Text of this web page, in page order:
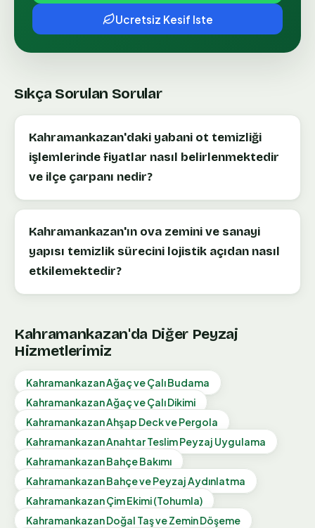
Ucretsiz Kesif Iste
Sıkça Sorulan Sorular
Kahramankazan'daki yabani ot temizliği
işlemlerinde fiyatlar nasıl belirlenmektedir
ve ilçe çarpanı nedir?
Kahramankazan'ın ova zemini ve sanayi
yapısı temizlik sürecini lojistik açıdan nasıl
etkilemektedir?
Kahramankazan'da Diğer Peyzaj
Hizmetlerimiz
KahramankazanAğaç ve Çalı Budama
KahramankazanAğaç ve Çalı Dikimi
KahramankazanAhşap Deck ve Pergola
KahramankazanAnahtar Teslim Peyzaj Uygulama
KahramankazanBahçe Bakımı
KahramankazanBahçe ve Peyzaj Aydınlatma
KahramankazanÇim Ekimi (Tohumla)
KahramankazanDoğal Taş ve Zemin Döşeme